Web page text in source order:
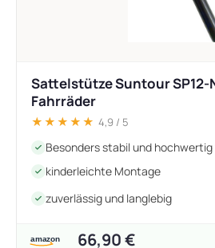
Sattelstütze Suntour SP12-
Fahrräder
★★★★★ 4,9 / 5
Besonders stabil und
kinderleichte Montage
zuverlässig und langlebig
66,90 €